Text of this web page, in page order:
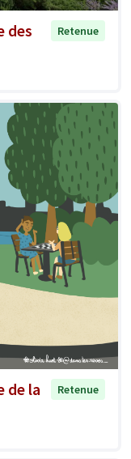
des
Retenue
de la
Retenue